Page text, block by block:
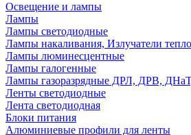
Освещение и лампы
Лампы
Лампы светодиодные
Лампы накаливания, Излучатели
Лампы люминесцентные
Лампы галогенные
Лампы газоразрядные ДРЛ, ДРВ,
Ленты светодиодные
Лента светодиодная
Блоки питания
Алюминиевые профили для ленты